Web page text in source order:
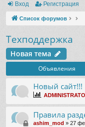
Вход Регистрация
Список форумов
Техподдержка
Новая тема
Объявления
Новый сайт!!!
Правила
ashim_mod » 27